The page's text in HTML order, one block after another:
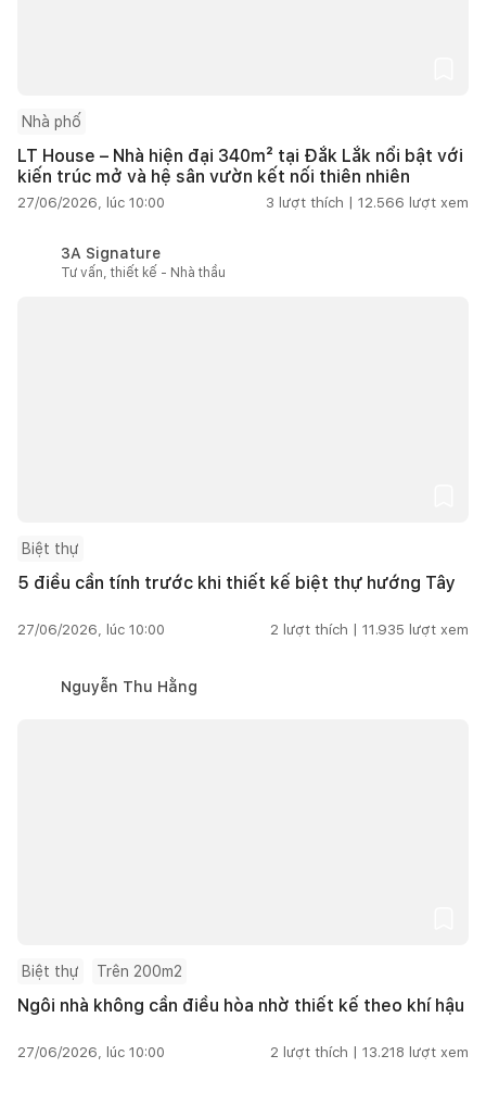
Nhà phố
LT House – Nhà hiện đại 340m² tại Đắk Lắk nổi bật với
kiến trúc mở và hệ sân vườn kết nối thiên nhiên
27/06/2026, lúc 10:00 3 lượt thích | 12.566 lượt xem
3A Signature
Tư vấn, thiết kế - Nhà thầu
Biệt thự
5 điều cần tính trước khi thiết kế biệt thự hướng Tây
27/06/2026, lúc 10:00 2 lượt thích | 11.935 lượt xem
Nguyễn Thu Hằng
Biệt thự Trên 200m2
Ngôi nhà không cần điều hòa nhờ thiết kế theo khí hậu
27/06/2026, lúc 10:00 2 lượt thích | 13.218 lượt xem